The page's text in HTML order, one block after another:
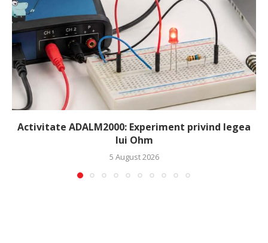
Activitate ADALM2000: Experiment privind legea
lui Ohm
5 August 2026